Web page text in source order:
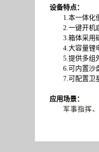
设备特点：
1.本一体化
2.一键开机
3.箱体采用
4.大容量锂
5.提供多组
6.可内置沙
7.可配置卫
应用场景：
军事指挥